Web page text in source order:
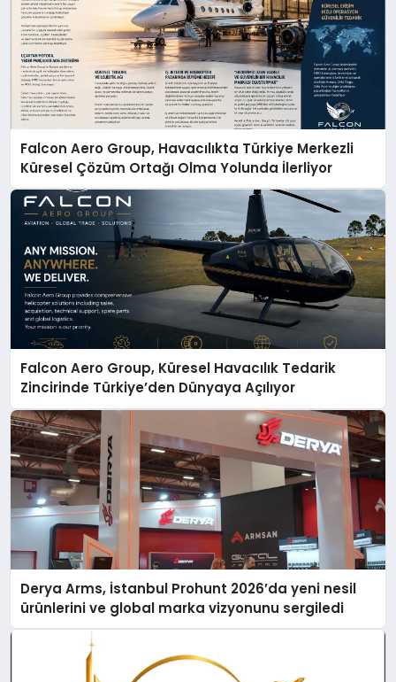
Falcon Aero Group, Havacılıkta Türkiye Merkezli
Küresel Çözüm Ortağı Olma Yolunda İlerliyor
Falcon Aero Group, Küresel Havacılık Tedarik
Zincirinde Türkiye’den Dünyaya Açılıyor
Derya Arms, İstanbul Prohunt 2026’da yeni nesil
ürünlerini ve global marka vizyonunu sergiledi